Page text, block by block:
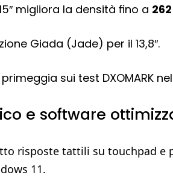
migliora la densità fino a
Giada (Jade) per il 13,8″.
sui test DXOMARK
e software
risposte tattili su touchpad e
11.